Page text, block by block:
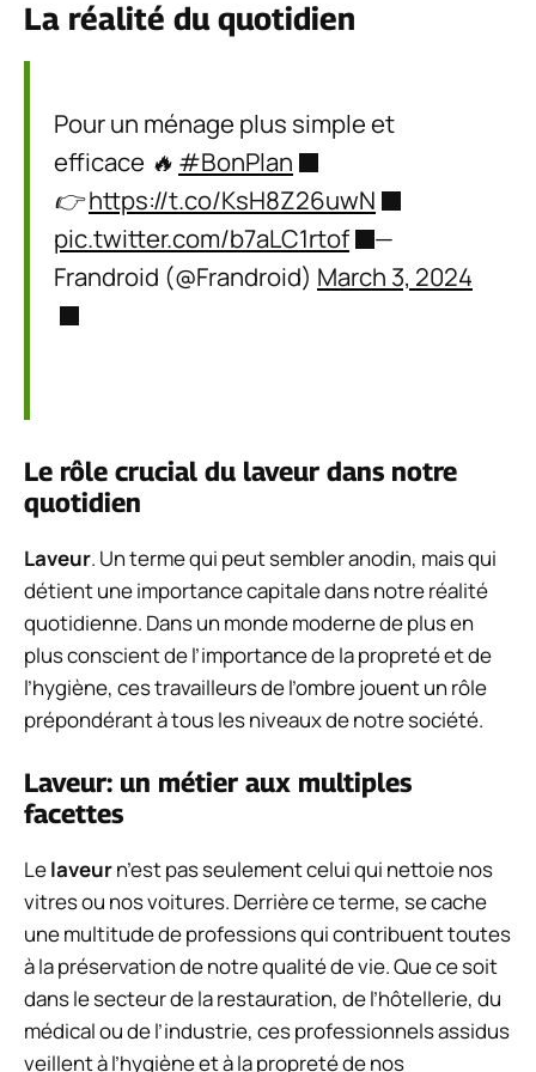
La réalité du quotidien
Pour un ménage plus simple et
efficace 🔥 #BonPlan
👉https://t.co/KsH8Z26uwN
pic.twitter.com/b7aLC1rtof
—
Frandroid (@Frandroid) March 3, 2024
Le rôle crucial du laveur dans notre
quotidien
Laveur. Un terme qui peut sembler anodin, mais qui
détient une importance capitale dans notre réalité
quotidienne. Dans un monde moderne de plus en
plus conscient de l’importance de la propreté et de
l’hygiène, ces travailleurs de l’ombre jouent un rôle
prépondérant à tous les niveaux de notre société.
Laveur: un métier aux multiples
facettes
Lelaveurn’est pas seulement celui qui nettoie nos
vitres ou nos voitures. Derrière ce terme, se cache
une multitude de professions qui contribuent toutes
à la préservation de notre qualité de vie. Que ce soit
dans le secteur de la restauration, de l’hôtellerie, du
médical ou de l’industrie, ces professionnels assidus
veillent à l’hygiène et à la propreté de nos